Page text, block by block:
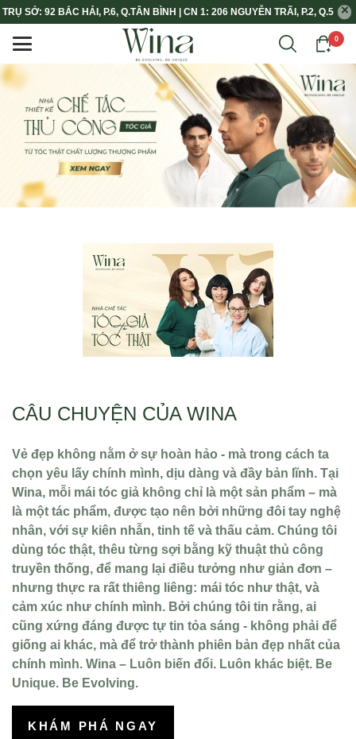
TRỤ SỞ: 92 BẮC HẢI, P.6, Q.TÂN BÌNH | CN 1: 206 NGUYỄN TRÃI, P.2, Q.5
0
CÂU CHUYỆN CỦA WINA
Vẻ đẹp không nằm ở sự hoàn hảo - mà trong cách ta
chọn yêu lấy chính mình, dịu dàng và đầy bản lĩnh. Tại
Wina, mỗi mái tóc giả không chỉ là một sản phẩm – mà
là một tác phẩm, được tạo nên bởi những đôi tay nghệ
nhân, với sự kiên nhẫn, tinh tế và thấu cảm. Chúng tôi
dùng tóc thật, thêu từng sợi bằng kỹ thuật thủ công
truyền thống, để mang lại điều tưởng như giản đơn –
nhưng thực ra rất thiêng liêng: mái tóc như thật, và
cảm xúc như chính mình. Bởi chúng tôi tin rằng, ai
cũng xứng đáng được tự tin tỏa sáng - không phải để
giống ai khác, mà để trở thành phiên bản đẹp nhất của
chính mình. Wina – Luôn biến đổi. Luôn khác biệt. Be
Unique. Be Evolving.
KHÁM PHÁ NGAY